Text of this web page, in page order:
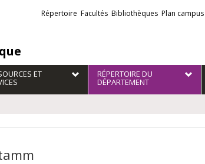
Liens
externes
Répertoire Facultés Bibliothèques Plan campus
ET RÉPERTOIRE DU
DÉPARTEMENT